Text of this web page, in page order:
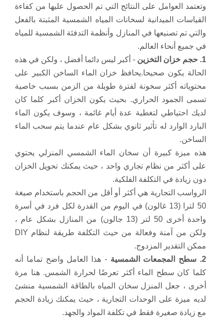
وتعتمد العوامل على النتائج التي تم الحصول عليها من كفاءة
القياسات الميدانية لسخانات المياه الشمسية المثبتة بالفعل
والتي تم تصنيعها في المنازل وأنظمة التدفئة الشمسية للمياه
في جميع أنحاء العالم.
1. حجم خزان التخزين - أكبر ليس دائما أفضل ، ولكن في هذه
الحالة يكون صحيحا.يحافظ خزان الماء الساخن الكبير على
محتوياته أكثر سخونة لفترة طويلة من الزمن بسبب خاصية
تسمى الجمود الحراري. بحيث يكون الخزان أكبر كلما كان
لديك احتياطي لتغطية عدة أيام غائمة ، وسوف يكون الماء
البارد الوارد له تأثير ثانوي بشكل عام عندما يتم سحب الماء
الساخن.
هذه ميزة كبيرة أن سخان الماء الشمسي المنزلي يحتوي
على أكثر من نظام تجاري واحد ، حيث يمكنك تحويل الخزان
دون زيادة في التكلفة الفلكية.
الرواسب التجارية هي أكثر أو أقل من الحجم باستخدام صيغة
50 لترا (13 غالون) في اليوم من القدرة لكل فرد في أسرة
واحدة أخرى 50 لتر (13 جالون) من المنازل بشكل عام ،
ولكن من آمنة وفعالة من حيث التكلفة طريقة لنظام DIY
ممكن التقدير المزدوج.
2. سطح المجمعات الشمسية
- هذا العامل واضح تماما أنه
كلما كان سطح الماء أكثر تعرضًا لحرارة الشمس. هنا مرة
أخرى ، جعل المنزل سخان المياه بالطاقة الشمسية منشئ
لديه ميزة على الوحدات التجارية ، حيث يمكنك زيادة الحجم
مع زيادة صغيرة فقط في تكلفة المواد والجهد.